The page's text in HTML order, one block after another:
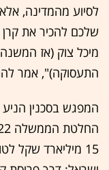
לסיוע מהמדינה,
שלכם להכיר את
מיכל צוק (אז
התעסוקה)", אמר
15 מיליארד שקל